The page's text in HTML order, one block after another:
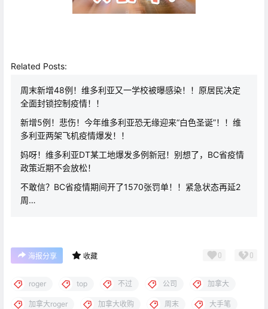
Related Posts:
周末新增48例！维多利亚又一学校被曝感染！！原居民决定
全面封锁控制疫情！！
新增5例！悲伤！今年维多利亚恐无缘迎来“白色圣诞”！！维
多利亚两架飞机疫情爆发！！
妈呀！维多利亚DT某工地爆发多例新冠！别想了，BC省疫情
政策近期不会放松！
不敢信？BC省疫情期间开了1570张罚单！！紧急状态再延2
周…
海报分享 收藏 0 0
roger top 不过 公司 加拿大
加拿大roger 加拿大收购 周末 大手笔